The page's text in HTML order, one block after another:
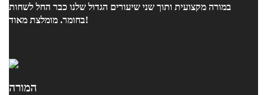
במורה מקצועית ותוך שני שיעורים הגדול שלנו כבר החל לשחות
בחומר. מומלצת מאוד!
המורה